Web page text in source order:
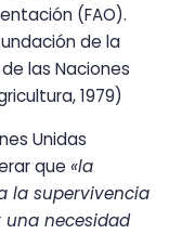
(FAO).
de la
las Naciones
1979)
Unidas
que «la
la supervivencia
necesidad